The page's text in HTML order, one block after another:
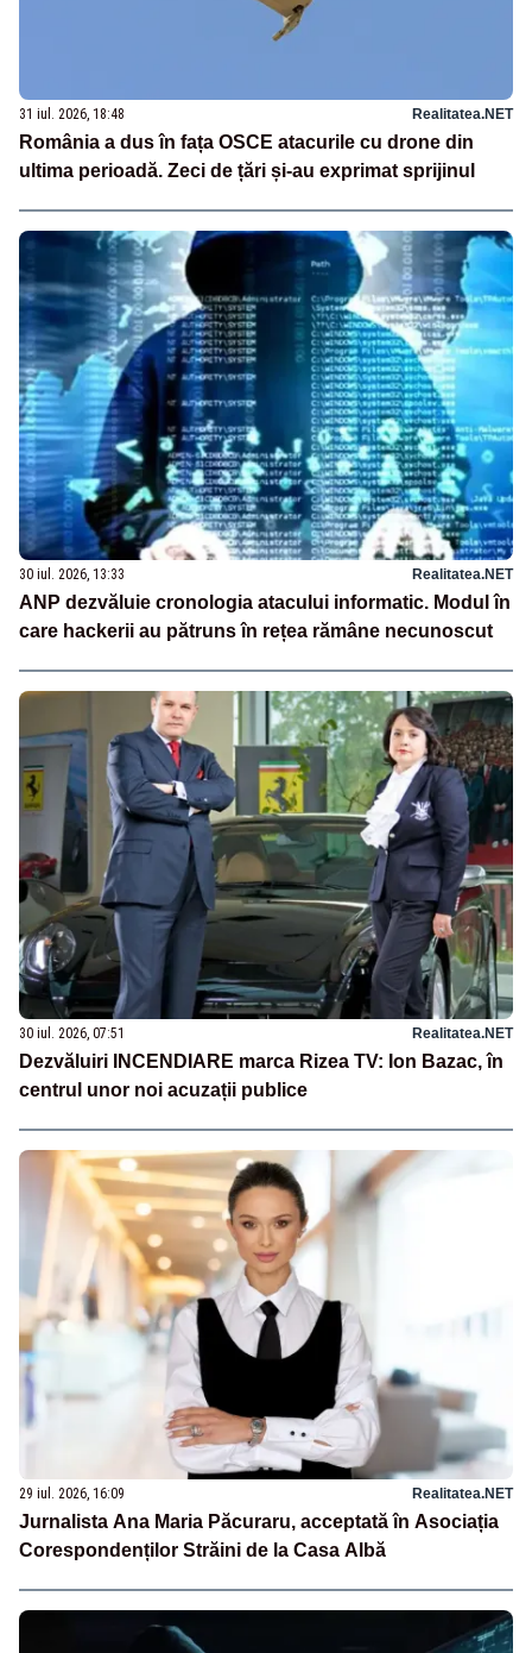
31 iul. 2026, 18:48 Realitatea.NET
România a dus în fața OSCE atacurile cu drone din
ultima perioadă. Zeci de țări și-au exprimat sprijinul
30 iul. 2026, 13:33 Realitatea.NET
ANP dezvăluie cronologia atacului informatic. Modul în
care hackerii au pătruns în rețea rămâne necunoscut
30 iul. 2026, 07:51 Realitatea.NET
Dezvăluiri INCENDIARE marca Rizea TV: Ion Bazac, în
centrul unor noi acuzații publice
29 iul. 2026, 16:09 Realitatea.NET
Jurnalista Ana Maria Păcuraru, acceptată în Asociația
Corespondenților Străini de la Casa Albă